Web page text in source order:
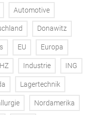
Automotive
Donawitz
EU Europa
HZ Industrie ING
Lagertechnik
Nordamerika